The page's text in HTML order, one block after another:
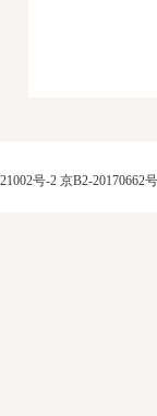
号-2京B2-20170662